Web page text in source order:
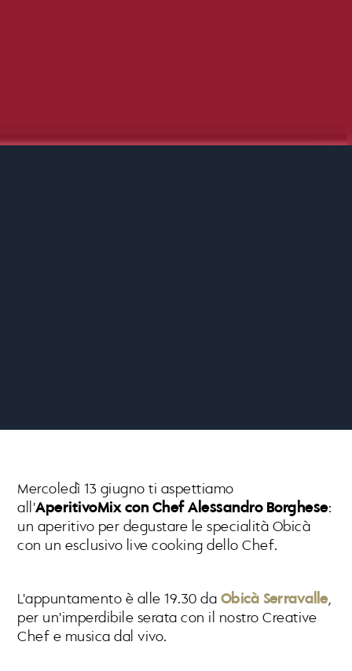
Mercoledì 13 giugno ti aspettiamo
all'AperitivoMix con Chef Alessandro Borghese:
un aperitivo per degustare le specialità Obicà
con un esclusivo live cooking dello Chef.
L'appuntamento è alle 19.30 da Obicà Serravalle,
per un'imperdibile serata con il nostro Creative
Chef e musica dal vivo.